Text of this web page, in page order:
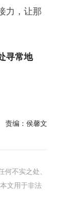
力，让那
寻常地
责编： 侯馨文
不实之处、
文用于非法